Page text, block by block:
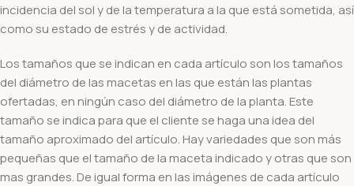
incidencia del sol y de la temperatura a la que está sometida, así
como su estado de estrés y de actividad.
Los tamaños que se indican en cada artículo son los tamaños
del diámetro de las macetas en las que están las plantas
ofertadas, en ningún caso del diámetro de la planta. Este
tamaño se indica para que el cliente se haga una idea del
tamaño aproximado del artículo. Hay variedades que son más
pequeñas que el tamaño de la maceta indicado y otras que son
mas grandes. De igual forma en las imágenes de cada artículo